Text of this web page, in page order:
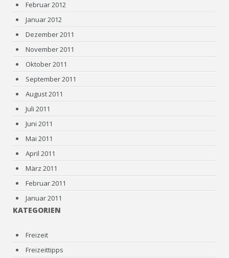
Februar 2012
Januar 2012
Dezember 2011
November 2011
Oktober 2011
September 2011
August 2011
Juli 2011
Juni 2011
Mai 2011
April 2011
März 2011
Februar 2011
Januar 2011
KATEGORIEN
Freizeit
Freizeittipps